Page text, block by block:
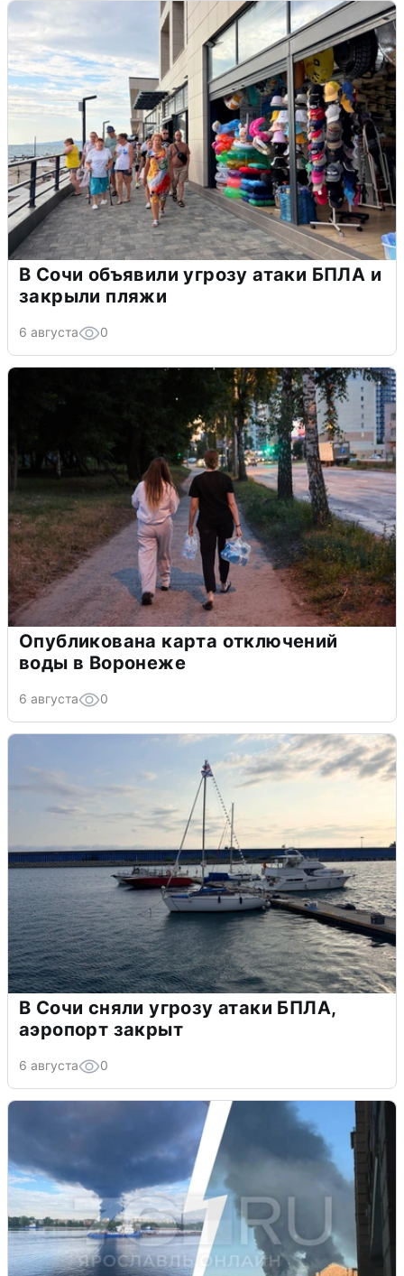
В Сочи объявили угрозу атаки БПЛА и
закрыли пляжи
6 августа 0
Опубликована карта отключений
воды в Воронеже
6 августа 0
В Сочи сняли угрозу атаки БПЛА,
аэропорт закрыт
6 августа 0